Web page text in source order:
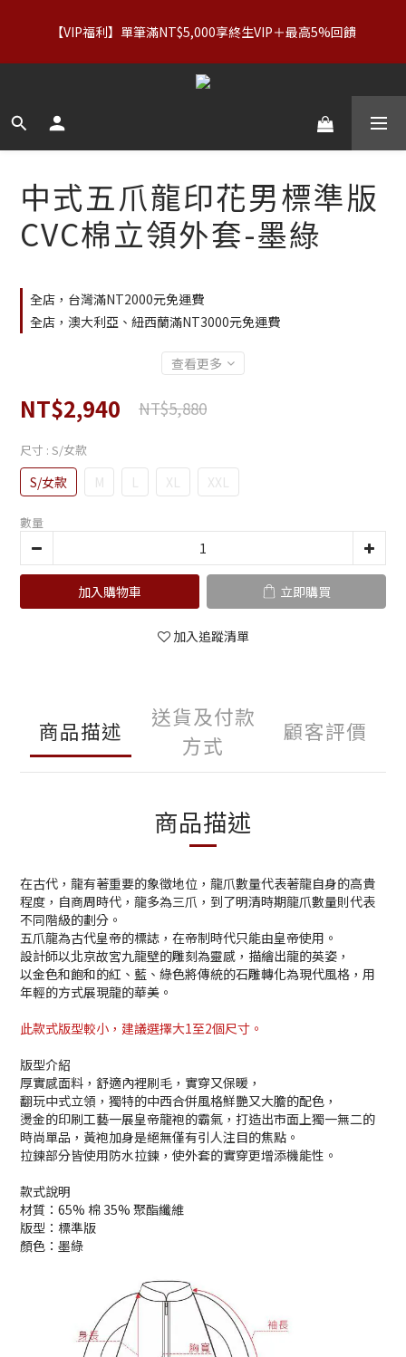
折｜內著：買二送二
【VIP福利】單筆滿NT$5,000享終生VIP＋最高5%回饋
【服飾優惠】設計系列正價商品＆Basics系列：2件89折／3件79
中式五爪龍印花男標準版
CVC棉立領外套-墨綠
全店，台灣滿NT2000元免運費
全店，澳大利亞、紐西蘭滿NT3000元免運費
查看更多
NT$2,940 NT$5,880
尺寸 : S/女款
S/女款 M L XL XXL
數量
加入購物車 立即購買
加入追蹤清單
商品描述
送貨及付款
方式
顧客評價
商品描述
在古代，龍有著重要的象徵地位，龍爪數量代表著龍自身的高貴
程度，自商周時代，龍多為三爪，到了明清時期龍爪數量則代表
不同階級的劃分。
五爪龍為古代皇帝的標誌，在帝制時代只能由皇帝使用。
設計師以北京故宮九龍壁的雕刻為靈感，描繪出龍的英姿，
以金色和飽和的紅、藍、綠色將傳統的石雕轉化為現代風格，用
年輕的方式展現龍的華美。
此款式版型較小，建議選擇大1至2個尺寸。
版型介紹
厚實感面料，舒適內裡刷毛，實穿又保暖，
翻玩中式立領，獨特的中西合併風格鮮艷又大膽的配色，
燙金的印刷工藝一展皇帝龍袍的霸氣，打造出市面上獨一無二的
時尚單品，黃袍加身是絕無僅有引人注目的焦點。
拉鍊部分皆使用防水拉鍊，使外套的實穿更增添機能性。
款式說明
材質：65% 棉 35% 聚酯纖維
版型：標準版
顏色：墨綠